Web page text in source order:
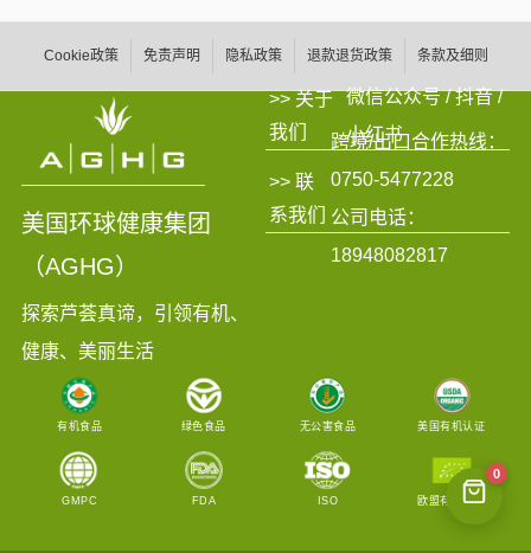
Cookie政策 免责声明 隐私政策 退款退货政策 条款及细则
美国环球健康集团
（AGHG）
探索芦荟真谛，引领有机、
健康、美丽生活
>> 关于
我们
微信公众号 / 抖音 /
小红书
>> 联
系我们
跨境/出口合作热线：
0750-5477228
公司电话：
18948082817
有机食品 绿色食品 无公害食品 美国有机认证
GMPC FDA ISO 欧盟有机认证
0